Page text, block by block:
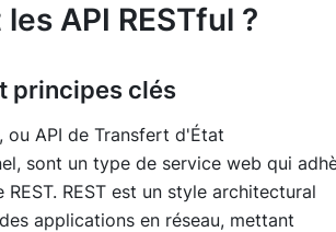
API RESTful ?
principes clés
, ou API de Transfert d'État
sont un type de service web qui
REST est un style architectural
applications en réseau, mettant